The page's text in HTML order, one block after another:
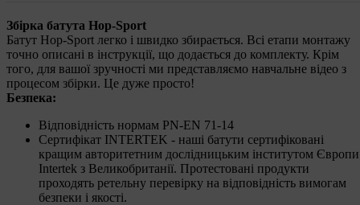
Збірка батута Hop-Sport
Батут Hop-Sport легко і швидко збирається. Всі етапи монтажу
точно описані в інструкції, що додається до комплекту. Крім
того, для вашої зручності ми представляємо навчальне відео з
процесом збірки. Це дуже просто!
Безпека:
Відповідність нормам PN-EN 71-14
Сертифікат INTERTEK - наші батути сертифіковані
кращим авторитетним дослідницьким інститутом
Intertek з Великобританії. Протестовані продукти
проходять ретельну перевірку на відповідність вимогам
безпеки і якості.